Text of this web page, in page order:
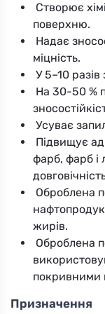
Створює
поверхню.
Надає
міцність.
У 5–10
На 30-50 %
Усуває
Підвищує
фарб, фарб і
Оброблена
жирів.
Оброблена
покривними
Призначення